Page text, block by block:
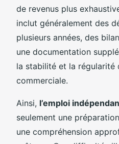
de revenus plus
inclut généralement des
plusieurs années, des
une documentation
la stabilité et la régularité
commerciale.
Ainsi, l’emploi
seulement une
une compréhension